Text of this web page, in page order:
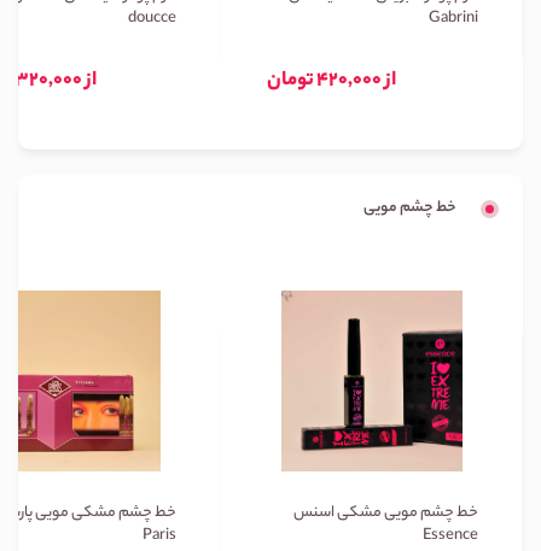
Gabrini
از 420,000 تومان
doucce
از 320,000 تومان
خط چشم مویی
خط چشم مویی مشکی اسنس
Essence
خط چشم مشکی مویی
Paris